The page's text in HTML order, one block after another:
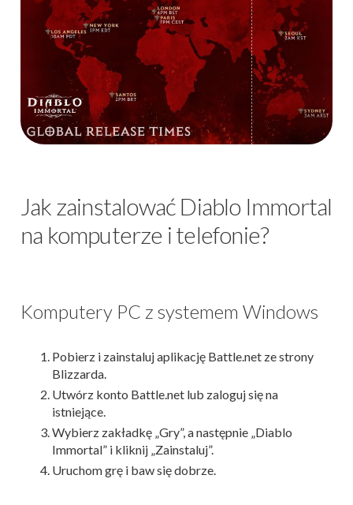
Jak zainstalować Diablo Immortal
na komputerze i telefonie?
Komputery PC z systemem Windows
Pobierz i zainstaluj aplikację Battle.net ze strony
Blizzarda.
Utwórz konto Battle.net lub zaloguj się na
istniejące.
Wybierz zakładkę „Gry”, a następnie „Diablo
Immortal” i kliknij „Zainstaluj”.
Uruchom grę i baw się dobrze.